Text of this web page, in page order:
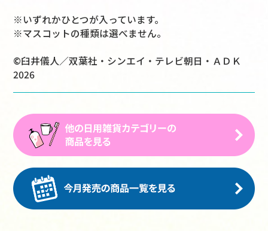
※いずれかひとつが入っています。
※マスコットの種類は選べません。
©臼井儀人／双葉社・シンエイ・テレビ朝日・ＡＤＫ
2026